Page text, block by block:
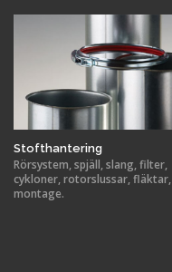
Stofthantering
Rörsystem, spjäll, slang, filter,
cykloner, rotorslussar, fläktar,
montage.